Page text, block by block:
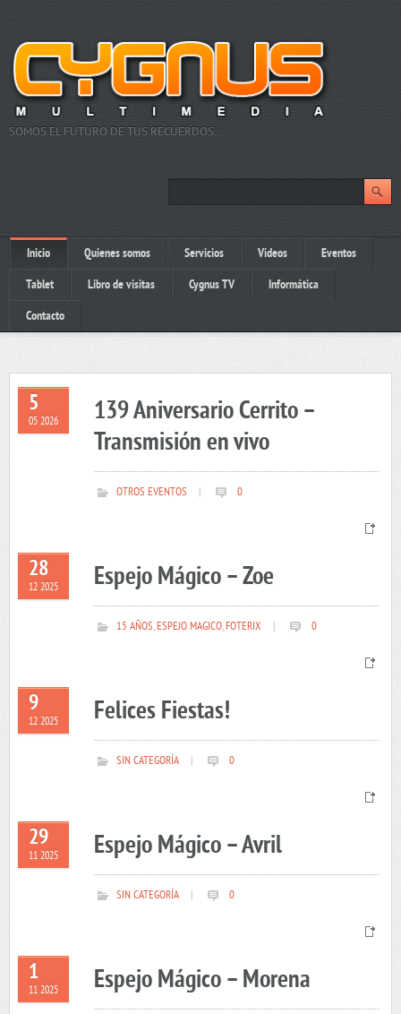
SOMOS EL FUTURO DE TUS RECUERDOS…
Inicio Quienes somos Servicios Videos Eventos
Tablet Libro de visitas Cygnus TV Informática
Contacto
5
05 2026
139 Aniversario Cerrito –
Transmisión en vivo
OTROS EVENTOS 0
28
12 2025 Espejo Mágico – Zoe
15 AÑOS,ESPEJO MAGICO,FOTERIX 0
9
12 2025 Felices Fiestas!
SIN CATEGORÍA 0
29
11 2025 Espejo Mágico – Avril
SIN CATEGORÍA 0
1
11 2025 Espejo Mágico – Morena